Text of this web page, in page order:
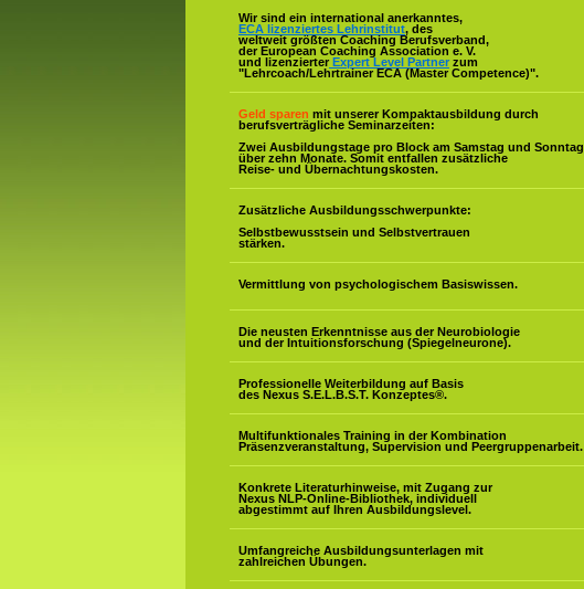
Wir sind ein international anerkanntes,
ECA lizenziertes Lehrinstitut, des
weltweit größten Coaching Berufsverband,
der European Coaching Association e. V.
und lizenzierter Expert Level Partner zum
"Lehrcoach/Lehrtrainer ECA (Master Competence)".
Geld sparen mit unserer Kompaktausbildung durch
berufsverträgliche Seminarzeiten:
Zwei Ausbildungstage pro Block am Samstag und Sonntag
über zehn Monate. Somit entfallen zusätzliche
Reise- und Übernachtungskosten.
Zusätzliche Ausbildungsschwerpunkte:
Selbstbewusstsein und Selbstvertrauen
stärken.
Vermittlung von psychologischem Basiswissen.
Die neusten Erkenntnisse aus der Neurobiologie
und der Intuitionsforschung (Spiegelneurone).
Professionelle Weiterbildung auf Basis
des Nexus S.E.L.B.S.T. Konzeptes®.
Multifunktionales Training in der Kombination
Präsenzveranstaltung, Supervision und Peergruppenarbeit.
Konkrete Literaturhinweise, mit Zugang zur
Nexus NLP-Online-Bibliothek, individuell
abgestimmt auf Ihren Ausbildungslevel.
Umfangreiche Ausbildungsunterlagen mit
zahlreichen Übungen.